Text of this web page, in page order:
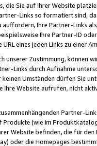
die Sie auf Ihrer Website
Links so formatiert sind,
Ihre Partner-Links
Ihre Partner-ID
eines jeden Links zu einer
unserer Zustimmung, können
Links durch Aufnahme
Umständen dürfen Sie
Ihre Website aufrufen, nicht
Partner-
Produkte (wie im
Website befinden, die für
oder die Homepages